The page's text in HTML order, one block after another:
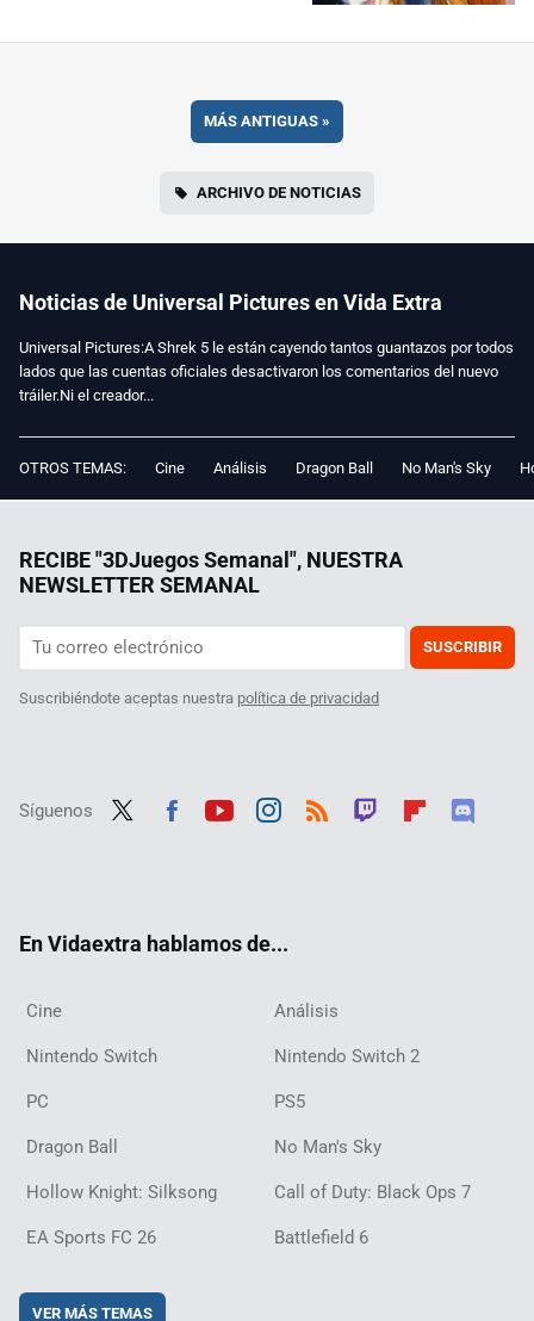
MÁS ANTIGUAS »
ARCHIVO DE NOTICIAS
Noticias de Universal Pictures en Vida Extra
Universal Pictures:A Shrek 5 le están cayendo tantos guantazos por todos
lados que las cuentas oficiales desactivaron los comentarios del nuevo
tráiler.Ni el creador...
OTROS TEMAS: Cine Análisis Dragon Ball No Man's Sky
RECIBE "3DJuegos Semanal", NUESTRA
NEWSLETTER SEMANAL
SUSCRIBIR
Suscribiéndote aceptas nuestra política de privacidad
Síguenos
En Vidaextra hablamos de...
Cine Análisis
Nintendo Switch Nintendo Switch 2
PC PS5
Dragon Ball No Man's Sky
Hollow Knight: Silksong Call of Duty: Black Ops 7
EA Sports FC 26 Battlefield 6
VER MÁS TEMAS